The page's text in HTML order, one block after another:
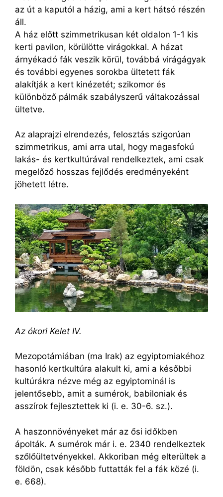
az út a kaputól a házig, ami a kert hátsó részén
áll.
A ház előtt szimmetrikusan két oldalon 1-1 kis
kerti pavilon, körülötte virágokkal. A házat
árnyékadó fák veszik körül, továbbá virágágyak
és további egyenes sorokba ültetett fák
alakítják a kert kinézetét; szikomor és
különböző pálmák szabályszerű váltakozással
ültetve.
Az alaprajzi elrendezés, felosztás szigorúan
szimmetrikus, ami arra utal, hogy magasfokú
lakás- és kertkultúrával rendelkeztek, ami csak
megelőző hosszas fejlődés eredményeként
jöhetett létre.
Az ókori Kelet IV.
Mezopotámiában (ma Irak) az egyiptomiakéhoz
hasonló kertkultúra alakult ki, ami a későbbi
kultúrákra nézve még az egyiptominál is
jelentősebb, amit a sumérok, babiloniak és
asszírok fejlesztettek ki (i. e. 30-6. sz.).
A haszonnövényeket már az ősi időkben
ápolták. A sumérok már i. e. 2340 rendelkeztek
szőlőültetvényekkel. Akkoriban még elterültek a
földön, csak később futtatták fel a fák közé (i.
e. 668).